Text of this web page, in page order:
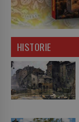
HISTORIE